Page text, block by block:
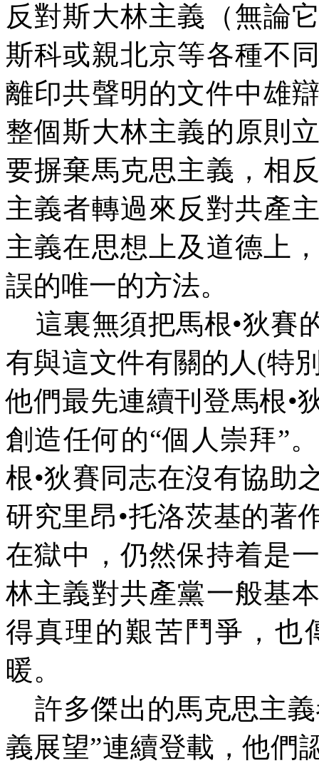
反對斯大林主義（無論
斯科或親北京等各種不
離印共聲明的文件中雄
整個斯大林主義的原則
要摒棄馬克思主義，相
主義者轉過來反對共產
主義在思想上及道德上
誤的唯一的方法。
這裏無須把馬根•狄賽
有與這文件有關的人(特
他們最先連續刊登馬根•
創造任何的“個人崇拜”
根•狄賽同志在沒有協助
研究里昂•托洛茨基的著
在獄中，仍然保持着是
林主義對共產黨一般基
得真理的艱苦鬥爭，也
暖。
許多傑出的馬克思主
義展望”連續登載，他們